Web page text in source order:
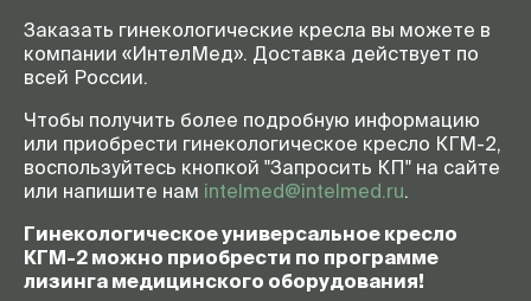
Заказать гинекологические кресла вы можете в
компании «ИнтелМед». Доставка действует по
всей России.
Чтобы получить более подробную информацию
или приобрести гинекологическое кресло КГМ-2,
воспользуйтесь кнопкой "Запросить КП" на сайте
или напишите нам intelmed@intelmed.ru.
Гинекологическое универсальное кресло
КГМ-2 можно приобрести по программе
лизинга медицинского оборудования!